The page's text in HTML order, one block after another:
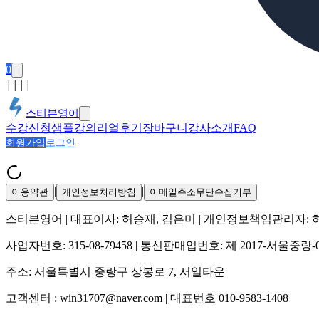
0
스티븐영어
수강신청샘플강의 리얼후기 장바구니 강사소개FAQ
회원가입 로그인
이용약관 | 개인정보처리방침 | 이메일주소무단수집거부
스티븐영어 | 대표이사: 허승재, 김은미 | 개인정보책임관리자:
사업자번호: 315-08-79458 | 통신판매업번호: 제 2017-서울중랑-
주소: 서울특별시 중랑구 상봉로 7, 서일타운
고객센터 : win31707@naver.com | 대표번호 010-9583-1408